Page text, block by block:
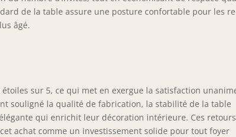
de la table assure une posture confortable pour les
âgé.
sur 5, ce qui met en exergue la satisfaction
souligné la qualité de fabrication, la stabilité de la table
qui enrichit leur décoration intérieure. Ces retours
achat comme un investissement solide pour tout foyer